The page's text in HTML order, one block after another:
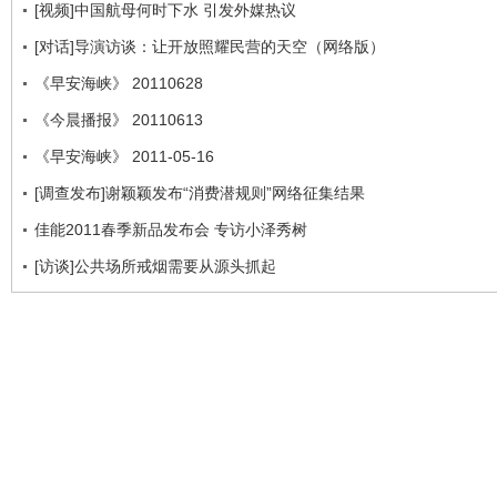
[视频]中国航母何时下水 引发外媒热议
[对话]导演访谈：让开放照耀民营的天空（网络版）
《早安海峡》 20110628
《今晨播报》 20110613
《早安海峡》 2011-05-16
[调查发布]谢颖颖发布“消费潜规则”网络征集结果
佳能2011春季新品发布会 专访小泽秀树
[访谈]公共场所戒烟需要从源头抓起